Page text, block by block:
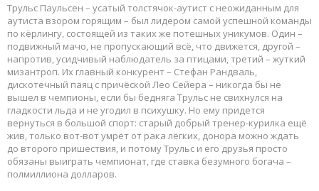
Трульс Паульсен – усатый толстячок-аутист с неожиданным для
аутиста взором горящим – был лидером самой успешной команды
по кёрлингу, состоящей из таких же потешных уникумов. Один –
подвижный мачо, не пропускающий всё, что движется, другой –
напротив, усидчивый наблюдатель за птицами, третий – жуткий
мизантроп. Их главный конкурент – Стефан Рандваль,
дискотечный паяц с причёской Лео Сейера – никогда бы не
вышел в чемпионы, если бы бедняга Трульс не свихнулся на
гладкости льда и не угодил в психушку. Но ему придется
вернуться в большой спорт: старый добрый тренер-курилка ещё
жив, только вот-вот умрёт от рака лёгких, донора можно ждать
до второго пришествия, и потому Трульс и его друзья просто
обязаны выиграть чемпионат, где ставка безумного богача –
полмиллиона долларов.